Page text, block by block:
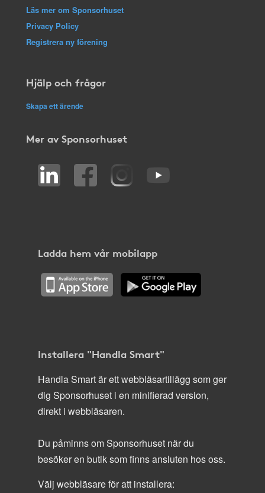
Läs mer om Sponsorhuset
Privacy Policy
Registrera ny förening
Hjälp och frågor
Skapa ett ärende
Mer av Sponsorhuset
Ladda hem vår mobilapp
Installera "Handla Smart"
Handla Smart är ett webbläsartillägg som ger
dig Sponsorhuset i en minifierad version,
direkt i webbläsaren.
Du påminns om Sponsorhuset när du
besöker en butik som finns ansluten hos oss.
Välj webbläsare för att installera: